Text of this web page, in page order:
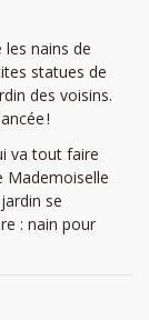
nains de
statues de
des voisins.
!
va tout faire
Mademoiselle
se
: nain pour